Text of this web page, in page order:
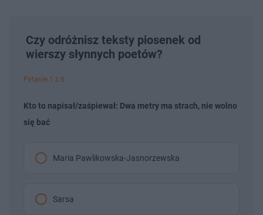
Czy odróżnisz teksty piosenek od
wierszy słynnych poetów?
Pytanie 1 z 8
Kto to napisał/zaśpiewał: Dwa metry ma strach, nie wolno
się bać
Maria Pawlikowska-Jasnorzewska
Sarsa